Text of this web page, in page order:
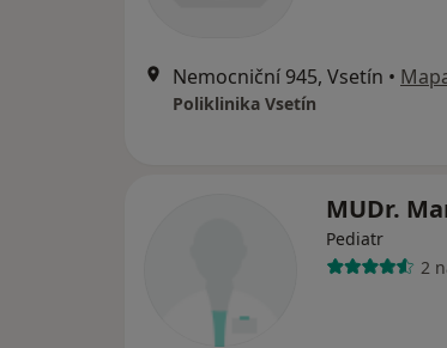
Nemocniční 945, Vsetín •
Poliklinika Vsetín
MUDr.
Pediatr
2